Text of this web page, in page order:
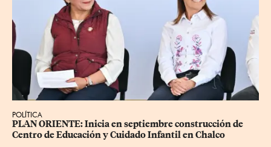
POLÍTICA
PLAN ORIENTE: Inicia en septiembre construcción de
Centro de Educación y Cuidado Infantil en Chalco